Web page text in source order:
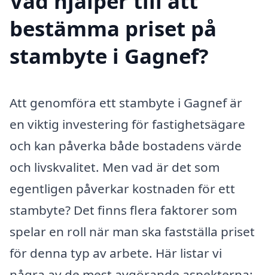
bestämma priset på
stambyte i Gagnef?
Att genomföra ett stambyte i Gagnef är
en viktig investering för fastighetsägare
och kan påverka både bostadens värde
och livskvalitet. Men vad är det som
egentligen påverkar kostnaden för ett
stambyte? Det finns flera faktorer som
spelar en roll när man ska fastställa priset
för denna typ av arbete. Här listar vi